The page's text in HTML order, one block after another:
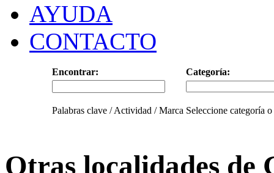
AYUDA
CONTACTO
Encontrar: Categoría:
Palabras clave / Actividad / Marca Seleccione categoría
Otras localidades de